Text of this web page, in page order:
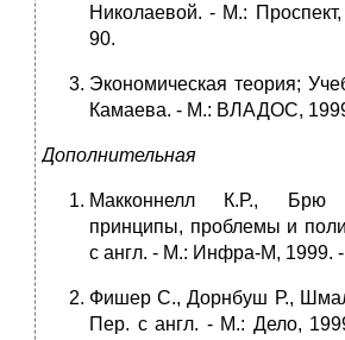
Николаевой. - М.:
90.
Экономическая теория;
Камаева. - М.: ВЛАДОС,
Дополнительная
Макконнелл К.Р., Брю
принципы, проблемы и
с англ. - М.: Инфра-М, 1999. -
Фишер С., Дорнбуш Р.,
Пер. с англ. - М.: Дело,